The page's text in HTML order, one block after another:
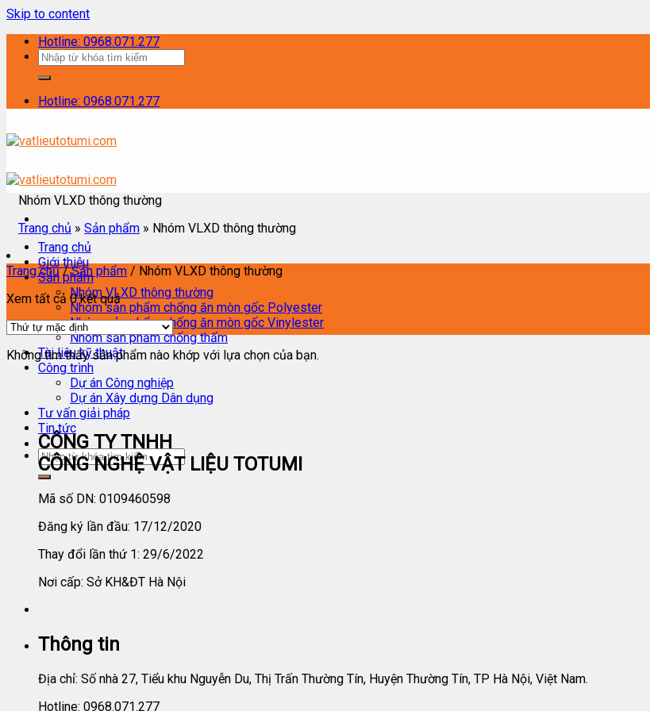
Skip to content
Hotline: 0968.071.277
Hotline: 0968.071.277
Trang chủ
Giới thiệu
Sản phẩm
Nhóm VLXD thông thường
Nhóm sản phẩm chống ăn mòn gốc Polyester
Nhóm sản phẩm chống ăn mòn gốc Vinylester
Nhóm sản phẩm chống thấm
Tài liệu kỹ thuật
Công trình
Dự án Công nghiệp
Dự án Xây dựng Dân dụng
Tư vấn giải pháp
Tin tức
Nhóm VLXD thông thường
Trang chủ » Sản phẩm » Nhóm VLXD thông thường
Trang chủ / Sản phẩm / Nhóm VLXD thông thường
Xem tất cả 0 kết quả
Không tìm thấy sản phẩm nào khớp với lựa chọn của bạn.
CÔNG TY TNHH
CÔNG NGHỆ VẬT LIỆU TOTUMI
Mã số DN: 0109460598
Đăng ký lần đầu: 17/12/2020
Thay đổi lần thứ 1: 29/6/2022
Nơi cấp: Sở KH&ĐT Hà Nội
Thông tin
Địa chỉ: Số nhà 27, Tiểu khu Nguyễn Du, Thị Trấn Thường Tín, Huyện Thường Tín, TP Hà Nội, Việt Nam.
Hotline: 0968.071.277